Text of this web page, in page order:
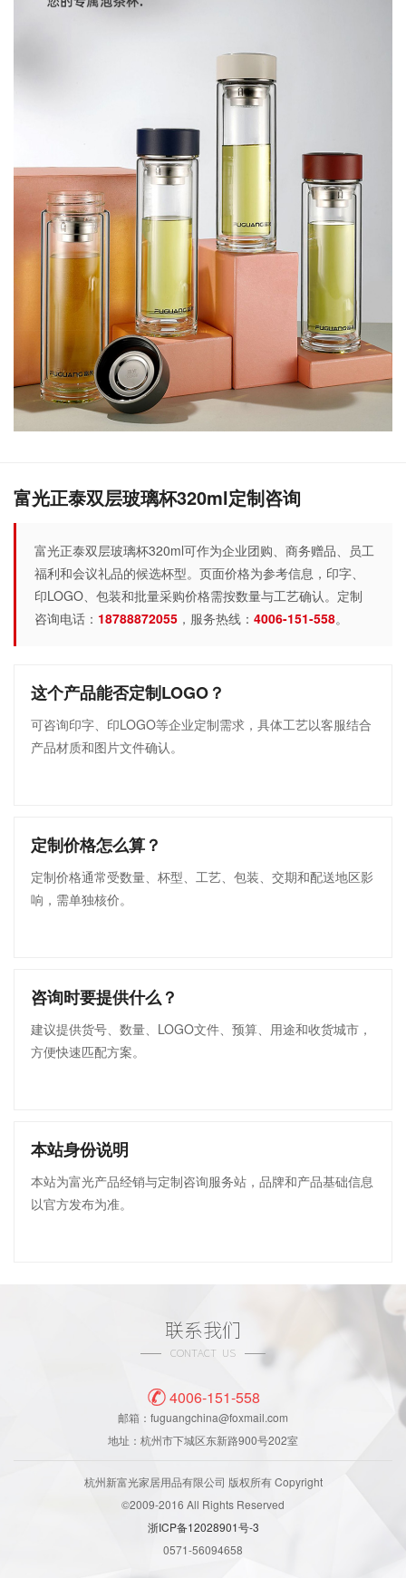
富光正泰双层玻璃杯320ml定制咨询
富光正泰双层玻璃杯320ml可作为企业团购、商务赠品、员工
福利和会议礼品的候选杯型。页面价格为参考信息，印字、
印LOGO、包装和批量采购价格需按数量与工艺确认。定制
咨询电话： 18788872055 ，服务热线： 4006-151-558。
这个产品能否定制LOGO？
可咨询印字、印LOGO等企业定制需求，具体工艺以客服结合
产品材质和图片文件确认。
定制价格怎么算？
定制价格通常受数量、杯型、工艺、包装、交期和配送地区影
响，需单独核价。
咨询时要提供什么？
建议提供货号、数量、LOGO文件、预算、用途和收货城市，
方便快速匹配方案。
本站身份说明
本站为富光产品经销与定制咨询服务站，品牌和产品基础信息
以官方发布为准。
联系我们
CONTACT US
4006-151-558
邮箱：fuguangchina@foxmail.com
地址：杭州市下城区东新路900号202室
杭州新富光家居用品有限公司 版权所有 Copyright
©2009-2016 All Rights Reserved
浙ICP备12028901号-3
0571-56094658